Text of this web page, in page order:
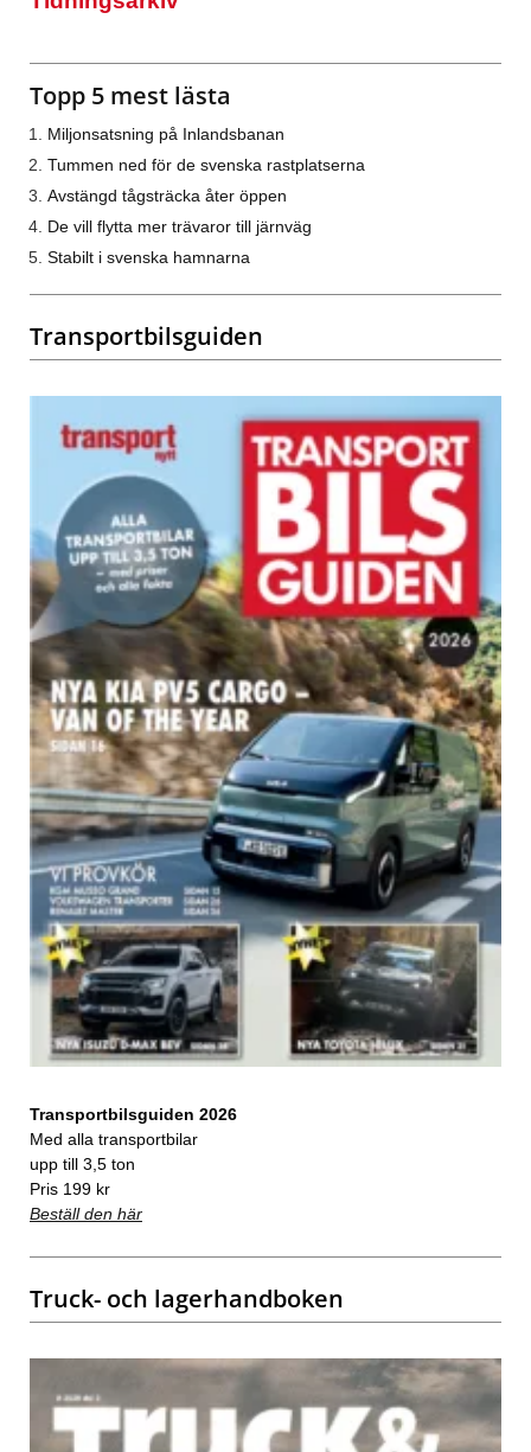
Topp 5 mest lästa
Miljonsatsning på Inlandsbanan
Tummen ned för de svenska rastplatserna
Avstängd tågsträcka åter öppen
De vill flytta mer trävaror till järnväg
Stabilt i svenska hamnarna
Transportbilsguiden
Transportbilsguiden 2026
Med alla transportbilar
upp till 3,5 ton
Pris 199 kr
Beställ den här
Truck- och lagerhandboken